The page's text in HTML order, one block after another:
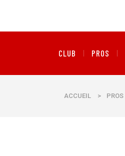
CLUB PROS
ACCUEIL > PROS